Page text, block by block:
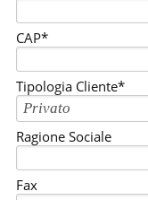
CAP*
Tipologia Cliente*
Ragione Sociale
Fax